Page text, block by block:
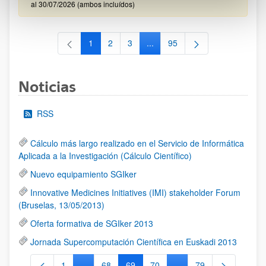
al 30/07/2026 (ambos incluídos)
Página
1 Página
2 Página
3 ...Páginas intermedias Use TAB
Página
95
Noticias
RSS
Cálculo más largo realizado en el Servicio de Informática
Aplicada a la Investigación (Cálculo Científico)
Nuevo equipamiento SGIker
Innovative Medicines Initiatives (IMI) stakeholder Forum
(Bruselas, 13/05/2013)
Oferta formativa de SGIker 2013
Jornada Supercomputación Científica en Euskadi 2013